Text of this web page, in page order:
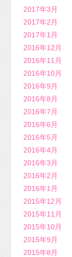
2017年3月
2017年2月
2017年1月
2016年12月
2016年11月
2016年10月
2016年9月
2016年8月
2016年7月
2016年6月
2016年5月
2016年4月
2016年3月
2016年2月
2016年1月
2015年12月
2015年11月
2015年10月
2015年9月
2015年8月